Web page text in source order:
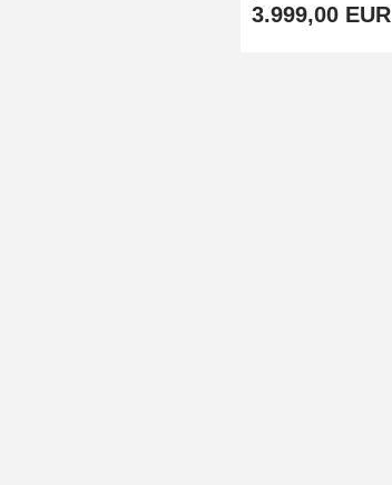
3.999,00 EUR